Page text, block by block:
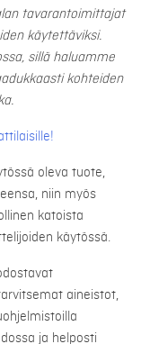
tavarantoimittajat
käytettäviksi.
sillä haluamme
kohteiden
oleva tuote,
niin myös
katoista
käytössä.
aineistot,
ja helposti